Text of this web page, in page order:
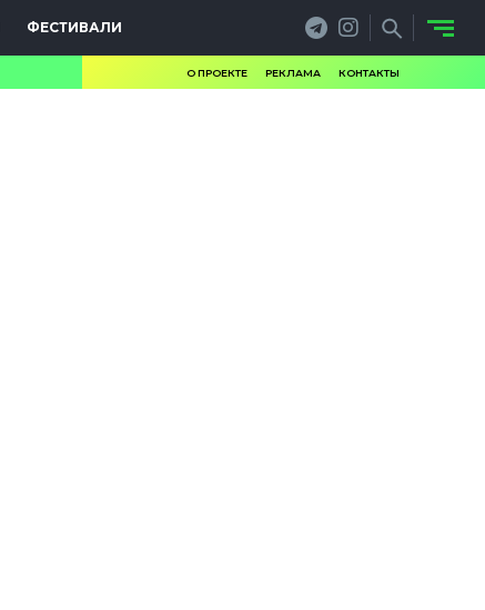
ФЕСТИВАЛИ
О ПРОЕКТЕ РЕКЛАМА КОНТАКТЫ